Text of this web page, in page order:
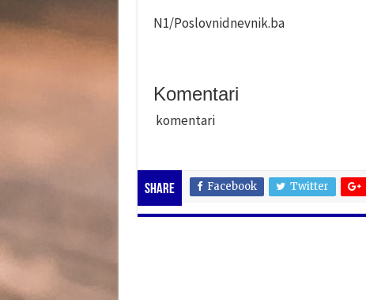
N1/Poslovnidnevnik.ba
Komentari
komentari
Share Facebook Twitter